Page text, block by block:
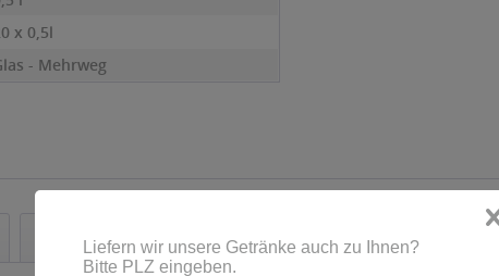
x 0,5l
- Mehrweg
Kunden haben sich ebenfalls angesehen